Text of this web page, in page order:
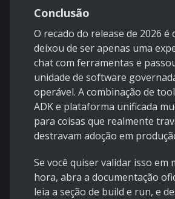
Conclusão
O recado do release de 2026 é
deixou de ser apenas uma
chat com ferramentas e
unidade de software
operável. A combinação de
ADKe plataforma unificada
para coisas que realmente
destravam adoção em
Se você quiser validar isso em
hora, abra a documentação
leia a seção de build e run, e